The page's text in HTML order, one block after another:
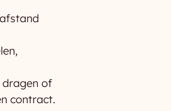
dragen of
contract.